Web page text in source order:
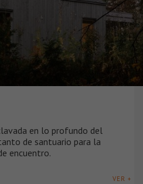
en lo profundo del
de santuario para la
encuentro.
VER +